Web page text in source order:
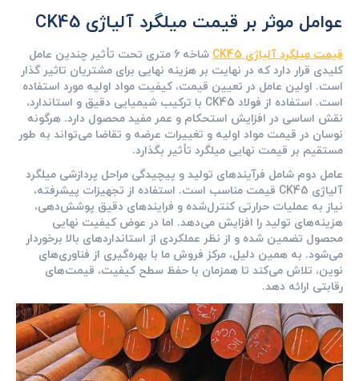
عوامل موثر بر قیمت میلگرد آلیاژی CK45
قیمت میلگرد آلیاژی CK45
شاخه 6 متری تحت تأثیر چندین عامل
کلیدی قرار دارد که در نهایت بر هزینه نهایی برای مشتریان تاثیر گذار
است. اولین عامل در تعیین قیمت، کیفیت مواد اولیه مورد استفاده
است. استفاده از فولاد CK45 با ترکیب شیمیایی دقیق و استاندارد،
نقش اساسی در افزایش استحکام و عمر مفید محصول دارد. هرگونه
نوسان در قیمت مواد اولیه و تغییرات عرضه و تقاضا می‌تواند به طور
مستقیم بر قیمت نهایی میلگرد تأثیر بگذارد.
عامل دوم شامل فرآیندهای تولید و پیچیدگی مراحل پردازشی میلگرد
آلیاژی CK45 قیمت مناسب است. استفاده از تجهیزات پیشرفته،
نیاز به عملیات حرارتی کنترل‌شده و فرایندهای دقیق پوشش‌دهی،
هزینه‌های تولید را افزایش می‌دهد. اما در عوض کیفیت نهایی
محصول تضمین شده و از نظر عملکردی از استانداردهای بالا برخوردار
می‌شود. به همین دلیل، مرکز فروش ما با بهره‌گیری از فناوری‌های
نوین، تلاش می‌کند تا همزمان با حفظ سطح کیفیت، قیمت‌های
رقابتی ارائه دهد.